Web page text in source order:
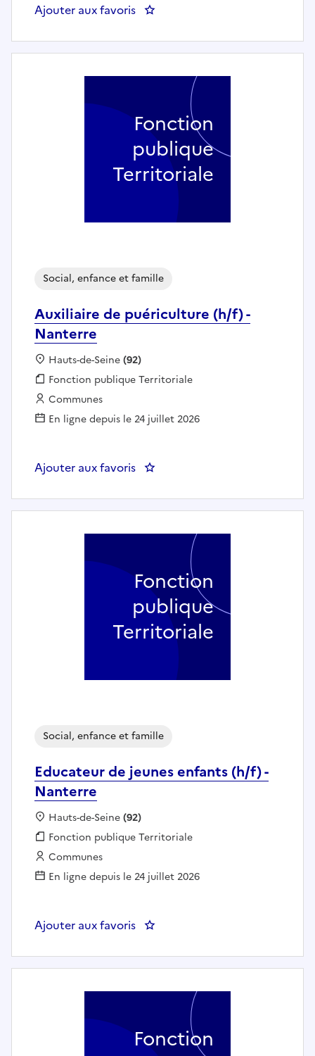
Ajouter aux favoris : Agent de convivialité - Mairie
Auxiliaire de puériculture (h/f) -
Nanterre
Social, enfance et famille
Localisation :
Hauts-de-Seine(92)
Fonction publique :
Fonction publique Territoriale
Employeur :
Communes
En ligne depuis le 24 juillet 2026
Ajouter aux favoris : Auxiliaire de puériculture (h/f)
Fonction
publique
Territoriale
Educateur de jeunes enfants (h/f) -
Nanterre
Social, enfance et famille
Localisation :
Hauts-de-Seine(92)
Fonction publique :
Fonction publique Territoriale
Employeur :
Communes
En ligne depuis le 24 juillet 2026
Ajouter aux favoris : Educateur de jeunes enfants
Fonction
publique
Territoriale
Fonction